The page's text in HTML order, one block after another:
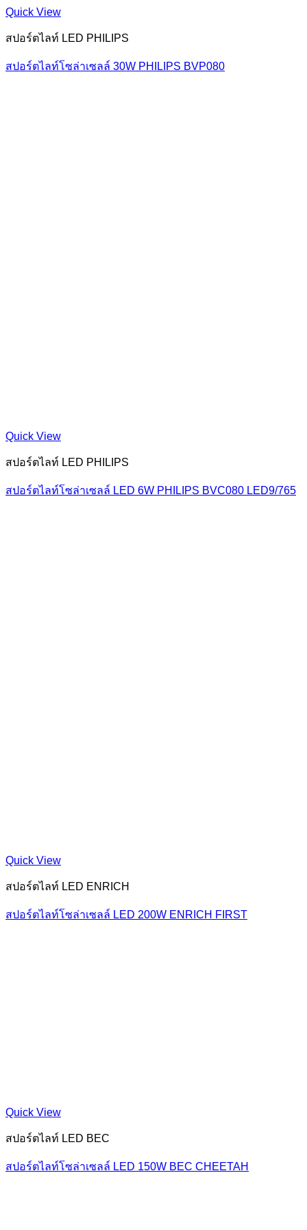
Quick View
สปอร์ตไลท์ LED PHILIPS
สปอร์ตไลท์โซล่าเซลล์ 30W PHILIPS BVP080
Quick View
สปอร์ตไลท์ LED PHILIPS
สปอร์ตไลท์โซล่าเซลล์ LED 6W PHILIPS BVC080 LED9/765
Quick View
สปอร์ตไลท์ LED ENRICH
สปอร์ตไลท์โซล่าเซลล์ LED 200W ENRICH FIRST
Quick View
สปอร์ตไลท์ LED BEC
สปอร์ตไลท์โซล่าเซลล์ LED 150W BEC CHEETAH